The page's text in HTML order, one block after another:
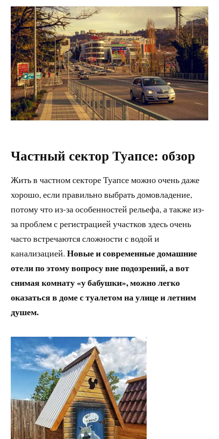
Частный сектор Туапсе: обзор
Жить в частном секторе Туапсе можно очень даже
хорошо, если правильно выбрать домовладение,
потому что из-за особенностей рельефа, а также из-
за проблем с регистрацией участков здесь очень
часто встречаются сложности с водой и
канализацией.Новые и современные домашние
отели по этому вопросу вне подозрений, а вот
снимая комнату «у бабушки», можно легко
оказаться в доме с туалетом на улице и летним
душем.